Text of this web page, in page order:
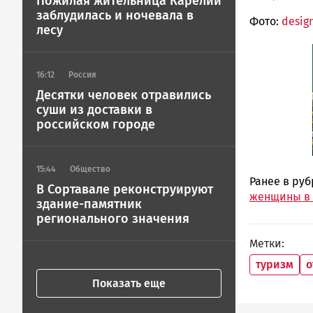
заблудилась и ночевала в
лесу
16:12 Россия
Десятки человек отравились
суши из доставки в
российском городе
15:44 Общество
В Сортавале реконструируют
здание-памятник
регионального значения
Показать еще
Фото:
Ранее в
женщины в
Метки
туризм